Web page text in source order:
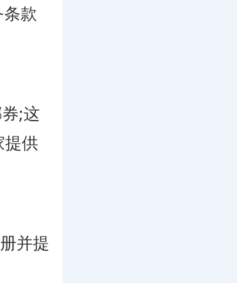
款
;这
提供
并提